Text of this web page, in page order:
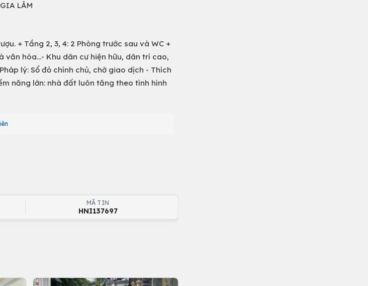
LÂM
+ Tầng 2, 3, 4: 2 Phòng trước sau và WC +
văn hóa...- Khu dân cư hiện hữu, dân trí cao,
lý: Sổ đỏ chính chủ, chờ giao dịch - Thích
năng lớn: nhà đất luôn tăng theo tình hình
MÃ TIN
HNI137697